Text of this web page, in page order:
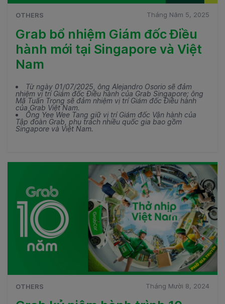
OTHERS Tháng Năm 5, 2025
Grab bổ nhiệm Giám đốc Điều
hành mới tại Singapore và Việt
Nam
Từ ngày 01/07/2025, ông Alejandro Osorio sẽ đảm
nhiệm vị trí Giám đốc Điều hành của Grab Singapore; ông
Mã Tuấn Trọng sẽ đảm nhiệm vị trí Giám đốc Điều hành
của Grab Việt Nam.
Ông Yee Wee Tang giữ vị trí Giám đốc Vận hành của
Tập đoàn Grab, phụ trách nhiều quốc gia bao gồm
Singapore và Việt Nam.
OTHERS Tháng Mười 8, 2024